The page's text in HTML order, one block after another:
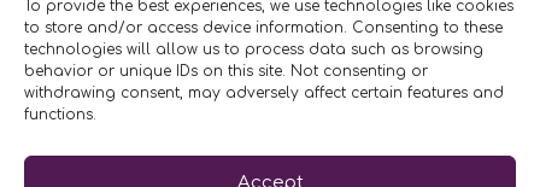
To provide the best experiences, we use technologies like cookies
to store and/or access device information. Consenting to these
technologies will allow us to process data such as browsing
behavior or unique IDs on this site. Not consenting or
withdrawing consent, may adversely affect certain features and
functions.
Accept
ΣΗΜΕΡΑ ΕΙΝΑΙ 07/08
10:00 - 2:00